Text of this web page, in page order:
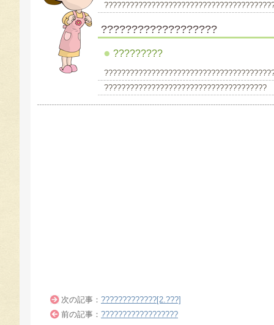
???????????????????
?????????
??????????????????????????????????????
次の記事： ?????????????[2.???]
前の記事： ??????????????????